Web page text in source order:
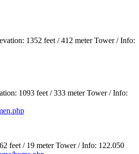
1352 feet / 412 meter Tower / Info:
1093 feet / 333 meter Tower / Info:
feet / 19 meter Tower / Info: 122.050